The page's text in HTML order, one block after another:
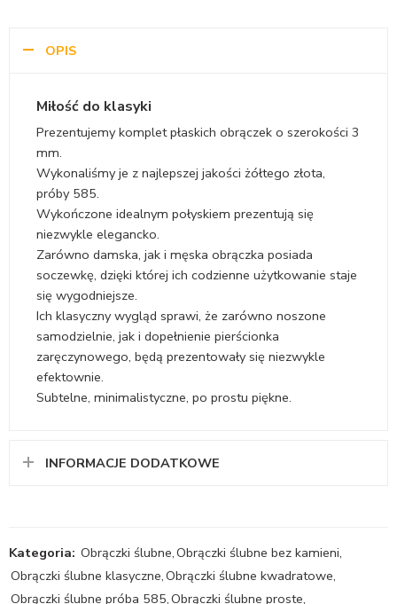
OPIS
Miłość do klasyki
Prezentujemy komplet płaskich obrączek o szerokości 3
mm.
Wykonaliśmy je z najlepszej jakości żółtego złota,
próby 585.
Wykończone idealnym połyskiem prezentują się
niezwykle elegancko.
Zarówno damska, jak i męska obrączka posiada
soczewkę, dzięki której ich codzienne użytkowanie staje
się wygodniejsze.
Ich klasyczny wygląd sprawi, że zarówno noszone
samodzielnie, jak i dopełnienie pierścionka
zaręczynowego, będą prezentowały się niezwykle
efektownie.
Subtelne, minimalistyczne, po prostu piękne.
INFORMACJE DODATKOWE
Kategoria: Obrączki ślubne,Obrączki ślubne bez kamieni,
Obrączki ślubne klasyczne,Obrączki ślubne kwadratowe,
Obrączki ślubne próba 585,Obrączki ślubne proste,